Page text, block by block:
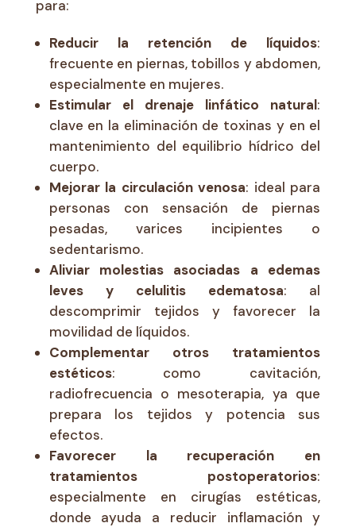
para:
Reducir la retención de líquidos:
frecuente en piernas, tobillos y abdomen,
especialmente en mujeres.
Estimular el drenaje linfático natural:
clave en la eliminación de toxinas y en el
mantenimiento del equilibrio hídrico del
cuerpo.
Mejorar la circulación venosa: ideal para
personas con sensación de piernas
pesadas, varices incipientes o
sedentarismo.
Aliviar molestias asociadas a edemas
leves y celulitis edematosa: al
descomprimir tejidos y favorecer la
movilidad de líquidos.
Complementar otros tratamientos
estéticos: como cavitación,
radiofrecuencia o mesoterapia, ya que
prepara los tejidos y potencia sus
efectos.
Favorecer la recuperación en
tratamientos postoperatorios:
especialmente en cirugías estéticas,
donde ayuda a reducir inflamación y